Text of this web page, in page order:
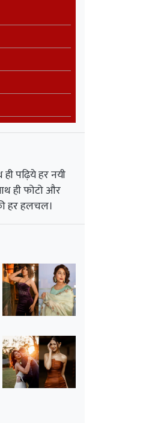
पढ़िये हर नयी
ही फोटो और
हर हलचल।